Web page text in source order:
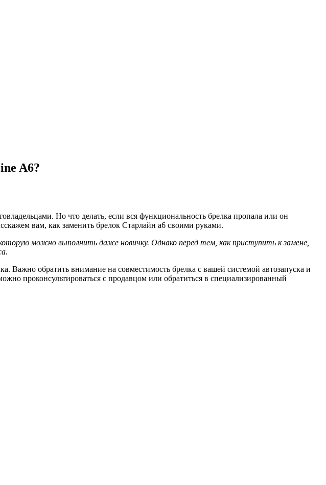
A6?
Но что делать, если вся функциональность брелка пропала или он
вам, как заменить брелок Старлайн а6 своими руками.
можно выполнить даже новичку. Однако перед тем, как приступить к замене,
Важно обратить внимание на совместимость брелка с вашей системой автозапуска и
проконсультироваться с продавцом или обратиться в специализированный